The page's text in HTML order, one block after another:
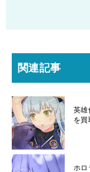
関連記事
英雄
を買
ホロ